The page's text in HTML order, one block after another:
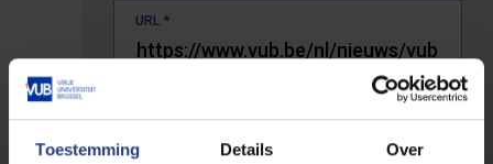
Toestemming Details Over
URL *
The full URL of the page where you encountered the error.